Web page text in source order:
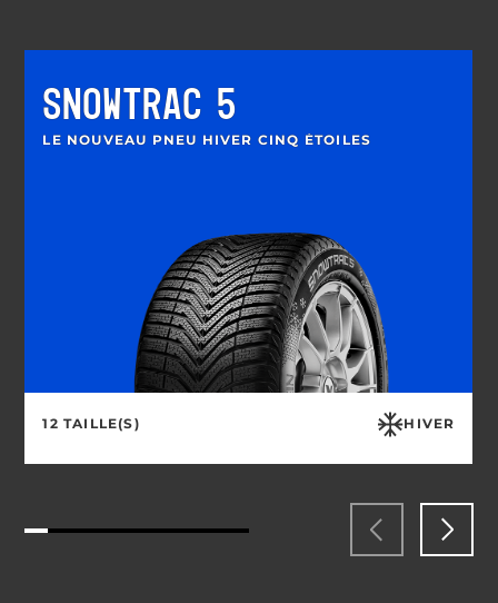
SNOWTRAC 5
LE NOUVEAU PNEU HIVER CINQ ÉTOILES
12 TAILLE(S) HIVER